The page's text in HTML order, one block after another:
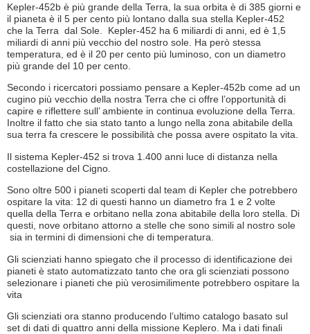
Kepler-452b è più grande della Terra, la sua orbita è di 385 giorni e
il pianeta è il 5 per cento più lontano dalla sua stella Kepler-452
che la Terra dal Sole. Kepler-452 ha 6 miliardi di anni, ed è 1,5
miliardi di anni più vecchio del nostro sole. Ha però stessa
temperatura, ed è il 20 per cento più luminoso, con un diametro
più grande del 10 per cento.
Secondo i ricercatori possiamo pensare a Kepler-452b come ad un
cugino più vecchio della nostra Terra che ci offre l’opportunità di
capire e riflettere sull’ ambiente in continua evoluzione della Terra.
Inoltre il fatto che sia stato tanto a lungo nella zona abitabile della
sua terra fa crescere le possibilità che possa avere ospitato la vita.
Il sistema Kepler-452 si trova 1.400 anni luce di distanza nella
costellazione del Cigno.
Sono oltre 500 i pianeti scoperti dal team di Kepler che potrebbero
ospitare la vita: 12 di questi hanno un diametro fra 1 e 2 volte
quella della Terra e orbitano nella zona abitabile della loro stella. Di
questi, nove orbitano attorno a stelle che sono simili al nostro sole
sia in termini di dimensioni che di temperatura.
Gli scienziati hanno spiegato che il processo di identificazione dei
pianeti è stato automatizzato tanto che ora gli scienziati possono
selezionare i pianeti che più verosimilimente potrebbero ospitare la
vita
Gli scienziati ora stanno producendo l’ultimo catalogo basato sul
set di dati di quattro anni della missione Keplero. Ma i dati finali